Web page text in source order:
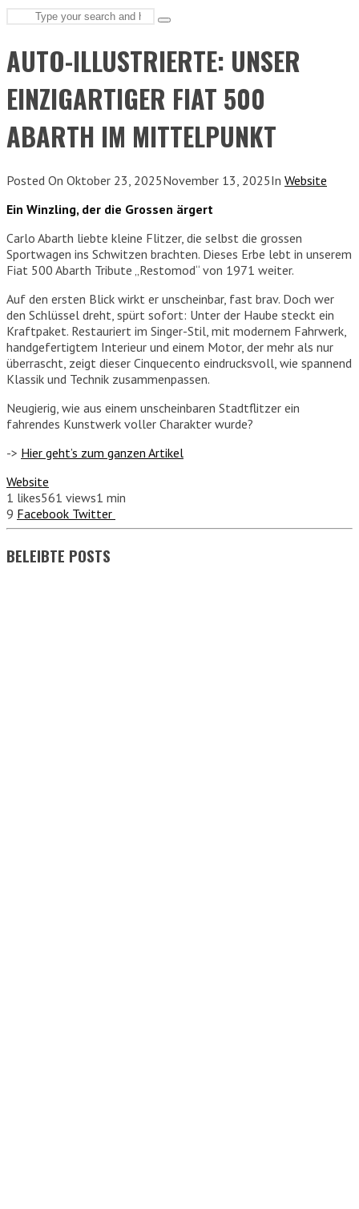
Search
Type
hit
enter
AUTO-ILLUSTRIERTE: UNSER
EINZIGARTIGER FIAT 500
ABARTH IM MITTELPUNKT
Posted On Oktober 23, 2025November 13, 2025In Website
Ein Winzling, der die Grossen ärgert
Carlo Abarth liebte kleine Flitzer, die selbst die grossen
Sportwagen ins Schwitzen brachten. Dieses Erbe lebt in unserem
Fiat 500 Abarth Tribute „Restomod“ von 1971 weiter.
Auf den ersten Blick wirkt er unscheinbar, fast brav. Doch wer
den Schlüssel dreht, spürt sofort: Unter der Haube steckt ein
Kraftpaket. Restauriert im Singer-Stil, mit modernem Fahrwerk,
handgefertigtem Interieur und einem Motor, der mehr als nur
überrascht, zeigt dieser Cinquecento eindrucksvoll, wie spannend
Klassik und Technik zusammenpassen.
Neugierig, wie aus einem unscheinbaren Stadtflitzer ein
fahrendes Kunstwerk voller Charakter wurde?
-> Hier geht’s zum ganzen Artikel
Website
1 likes561 views1 min
9 Facebook Twitter
BELEIBTE POSTS